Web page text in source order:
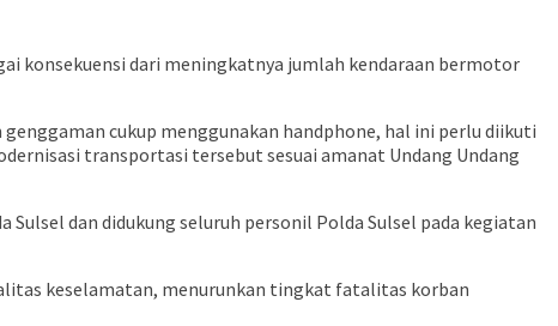
konsekuensi dari meningkatnya jumlah kendaraan bermotor
cukup menggunakan handphone, hal ini perlu diikuti
transportasi tersebut sesuai amanat Undang Undang
dan didukung seluruh personil Polda Sulsel pada kegiatan
keselamatan, menurunkan tingkat fatalitas korban